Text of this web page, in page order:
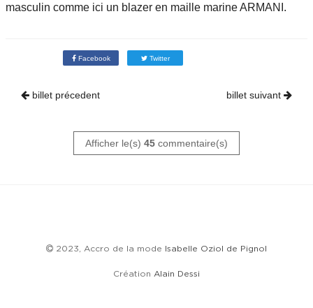
masculin comme ici un blazer en maille marine ARMANI.
Facebook Twitter
billet précedent billet suivant
Afficher le(s) 45commentaire(s)
2023, Accro de la mode Isabelle Oziol de Pignol
Création Alain Dessi